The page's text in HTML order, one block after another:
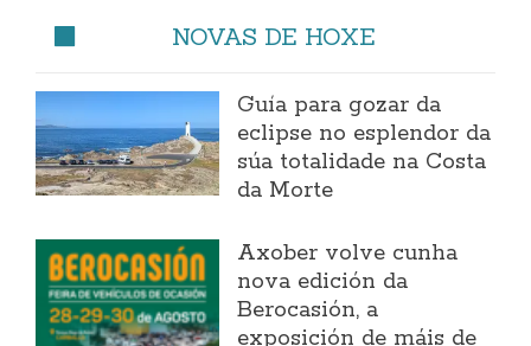
NOVAS DE HOXE
Guía para gozar da
eclipse no esplendor da
súa totalidade na Costa
da Morte
Axober volve cunha
nova edición da
Berocasión, a
exposición de máis de